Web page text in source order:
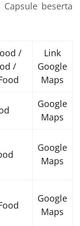
beserta
/
/
Link
Google
Maps
Google
Maps
Google
Maps
Google
Maps